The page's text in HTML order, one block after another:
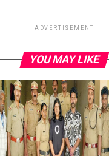
ADVERTISEMENT
YOU MAY LIKE